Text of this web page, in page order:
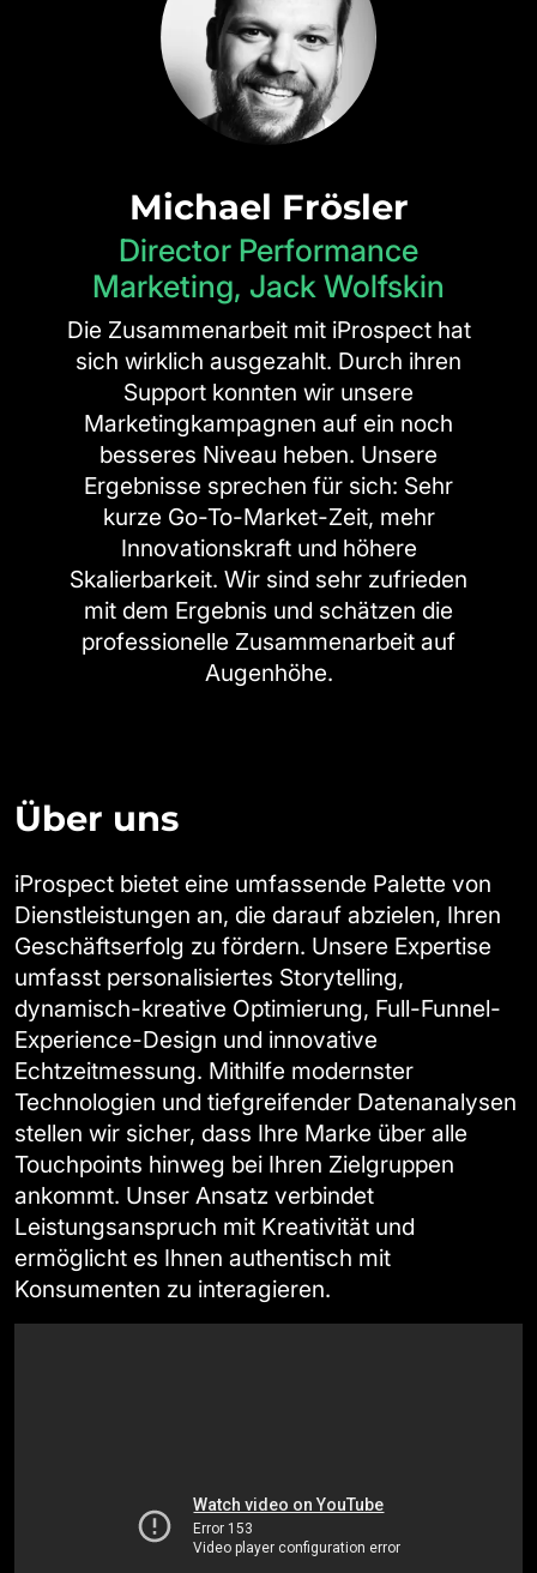
Michael Frösler
Director Performance
Marketing, Jack Wolfskin
Die Zusammenarbeit mit iProspect hat
sich wirklich ausgezahlt. Durch ihren
Support konnten wir unsere
Marketingkampagnen auf ein noch
besseres Niveau heben. Unsere
Ergebnisse sprechen für sich: Sehr
kurze Go-To-Market-Zeit, mehr
Innovationskraft und höhere
Skalierbarkeit. Wir sind sehr zufrieden
mit dem Ergebnis und schätzen die
professionelle Zusammenarbeit auf
Augenhöhe.
Über uns
iProspect bietet eine umfassende Palette von
Dienstleistungen an, die darauf abzielen, Ihren
Geschäftserfolg zu fördern. Unsere Expertise
umfasst personalisiertes Storytelling,
dynamisch-kreative Optimierung, Full-Funnel-
Experience-Design und innovative
Echtzeitmessung. Mithilfe modernster
Technologien und tiefgreifender Datenanalysen
stellen wir sicher, dass Ihre Marke über alle
Touchpoints hinweg bei Ihren Zielgruppen
ankommt. Unser Ansatz verbindet
Leistungsanspruch mit Kreativität und
ermöglicht es Ihnen authentisch mit
Konsumenten zu interagieren.